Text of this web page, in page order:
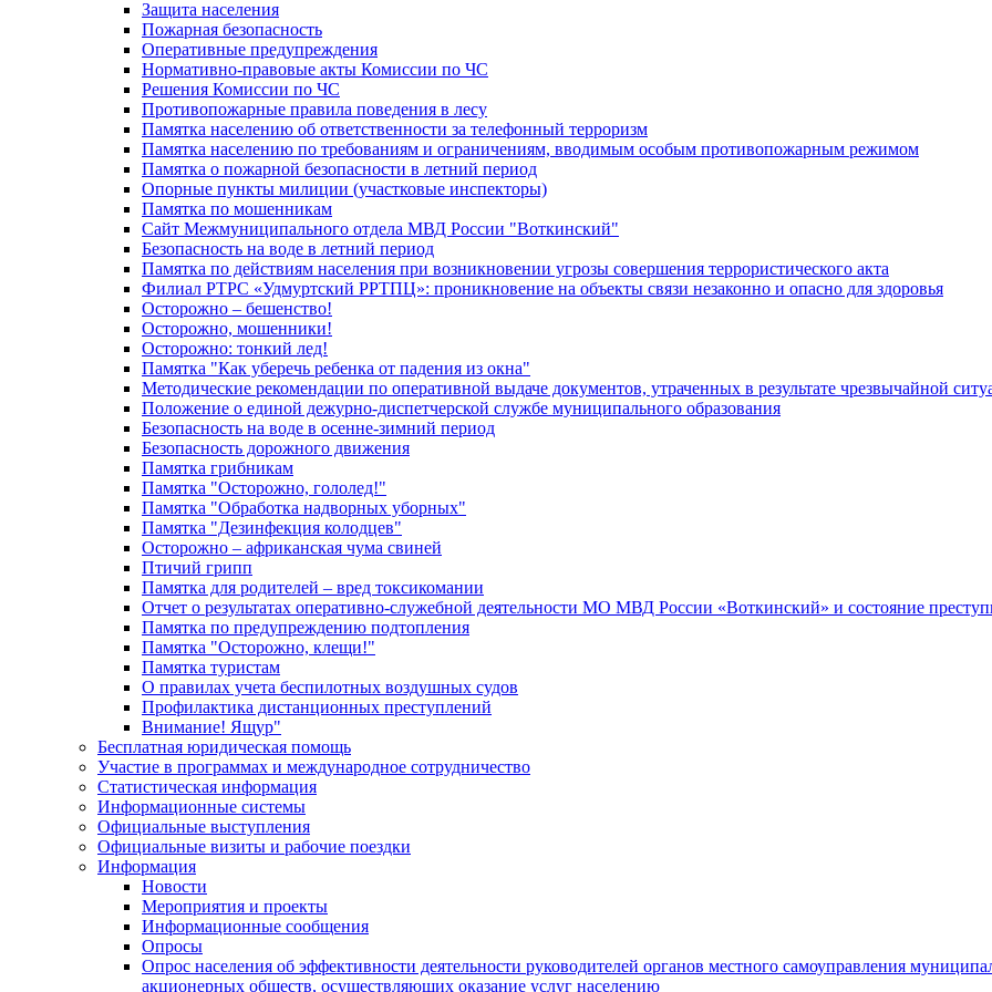
Защита населения
Пожарная безопасность
Оперативные предупреждения
Нормативно-правовые акты Комиссии по ЧС
Решения Комиссии по ЧС
Противопожарные правила поведения в лесу
Памятка населению об ответственности за телефонный терроризм
Памятка населению по требованиям и ограничениям, вводимым особым противопожарным режимом
Памятка о пожарной безопасности в летний период
Опорные пункты милиции (участковые инспекторы)
Памятка по мошенникам
Сайт Межмуниципального отдела МВД России "Воткинский"
Безопасность на воде в летний период
Памятка по действиям населения при возникновении угрозы совершения террористического акта
Филиал РТРС «Удмуртский РРТПЦ»: проникновение на объекты связи незаконно и опасно для здоровья
Осторожно – бешенство!
Осторожно, мошенники!
Осторожно: тонкий лед!
Памятка "Как уберечь ребенка от падения из окна"
Методические рекомендации по оперативной выдаче документов, утраченных в результате чрезвычайной
Положение о единой дежурно-диспетчерской службе муниципального образования
Безопасность на воде в осенне-зимний период
Безопасность дорожного движения
Памятка грибникам
Памятка "Осторожно, гололед!"
Памятка "Обработка надворных уборных"
Памятка "Дезинфекция колодцев"
Осторожно – африканская чума свиней
Птичий грипп
Памятка для родителей – вред токсикомании
Отчет о результатах оперативно-служебной деятельности МО МВД России «Воткинский» и состояние
Памятка по предупреждению подтопления
Памятка "Осторожно, клещи!"
Памятка туристам
О правилах учета беспилотных воздушных судов
Профилактика дистанционных преступлений
Внимание! Ящур"
Бесплатная юридическая помощь
Участие в программах и международное сотрудничество
Статистическая информация
Информационные системы
Официальные выступления
Официальные визиты и рабочие поездки
Информация
Новости
Мероприятия и проекты
Информационные сообщения
Опросы
Опрос населения об эффективности деятельности руководителей органов местного самоуправления
акционерных обществ, осуществляющих оказание услуг населению